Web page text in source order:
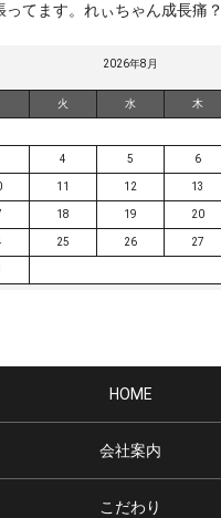
ってます。れぃちゃん成長痛？
2026年8月
火 水 木
4 5 6
11 12 13
18 19 20
25 26 27
HOME
会社案内
こだわり